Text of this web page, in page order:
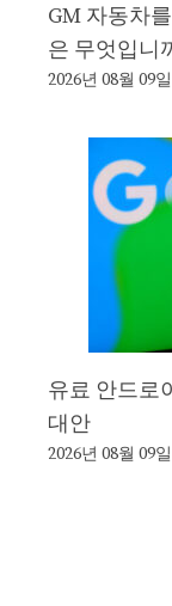
GM 자동차
은 무엇입니
2026년 08월 09일
유료 안드로
대안
2026년 08월 09일